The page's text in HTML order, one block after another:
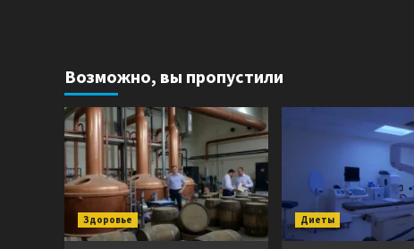
Возможно, вы пропустили
Здоровье Диеты